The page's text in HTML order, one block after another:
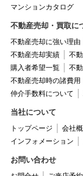
マンションカタログ
不動産売却・買取に
不動産売却に強い理由
不動産売却実績
不
購入者希望一覧
不
不動産売却時の諸費用
仲介手数料について
当社について
トップページ 会社
インフォメーション
お問い合わせ